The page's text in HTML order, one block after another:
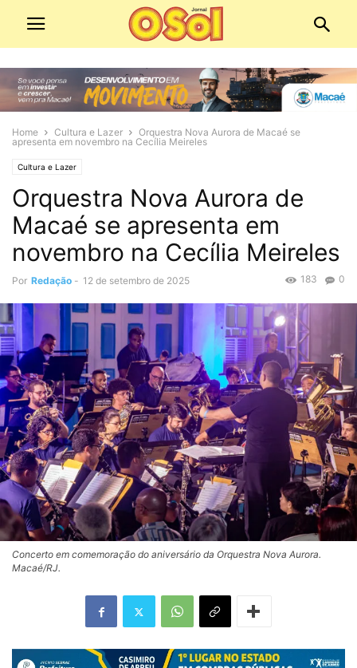
Home Cultura e Lazer
Orquestra Nova Aurora de Macaé se
apresenta em novembro na Cecília Meireles
Cultura e Lazer
Orquestra Nova Aurora de
Macaé se apresenta em
novembro na Cecília Meireles
Por Redação - 12 de setembro de 2025 0
183
Concerto em comemoração do aniversário da Orquestra Nova Aurora.
Macaé/RJ.